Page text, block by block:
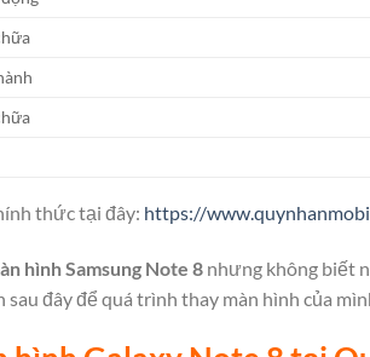
thức tại đây: https://
hình Samsung Note 8 nhưng không biết
đây để quá trình thay màn hình của